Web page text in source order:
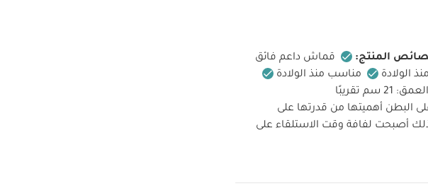
المنتج:
قماش داعم فائق
الولادة
مناسب منذ الولادة
البطن أهميتها من قدرتها على
أصبحت لفافة وقت الاستلقاء على